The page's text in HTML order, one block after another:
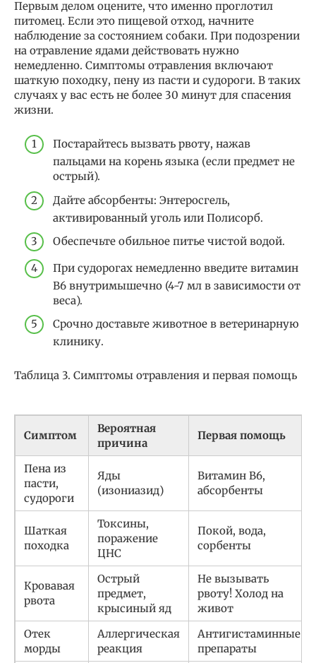
Первым делом оцените, что именно проглотил
питомец. Если это пищевой отход, начните
наблюдение за состоянием собаки. При подозрении
на отравление ядами действовать нужно
немедленно. Симптомы отравления включают
шаткую походку, пену из пасти и судороги. В таких
случаях у вас есть не более 30 минут для спасения
жизни.
Постарайтесь вызвать рвоту, нажав
пальцами на корень языка (если предмет не
острый).
Дайте абсорбенты: Энтеросгель,
активированный уголь или Полисорб.
Обеспечьте обильное питье чистой водой.
При судорогах немедленно введите витамин
В6 внутримышечно (4-7 мл в зависимости от
веса).
Срочно доставьте животное в ветеринарную
клинику.
Таблица 3. Симптомы отравления и первая помощь
Симптом
Вероятная
причина
Первая помощь
Пена из
пасти,
судороги
Яды
(изониазид)
Витамин В6,
абсорбенты
Шаткая
походка
Токсины,
поражение
ЦНС
Покой, вода,
сорбенты
Кровавая
рвота
Острый
предмет,
крысиный яд
Не вызывать
рвоту! Холод на
живот
Отек
морды
Аллергическая
реакция
Антигистаминные
препараты